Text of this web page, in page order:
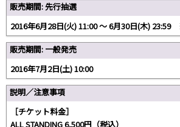
販売期間: 先行抽選
2016年6月28日(火) 11:00 〜 6月30日(木)
販売期間: 一般発売
2016年7月2日(土) 10:00
説明／注意事項
［チケット料金］
ALL STANDING 6,500円（税込）